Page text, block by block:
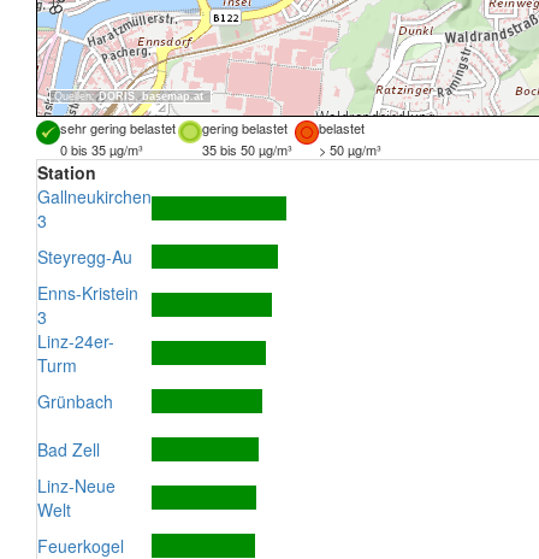
Quellen:DORIS, basemap.at
sehr gering belastet gering belastet
belastet
0 bis 35 µg/m³
35 bis 50 µg/m³ > 50 µg/m³
Station
Gallneukirchen
3
Steyregg-Au
Enns-Kristein
3
Linz-24er-
Turm
Grünbach
Bad Zell
Linz-Neue
Welt
Feuerkogel